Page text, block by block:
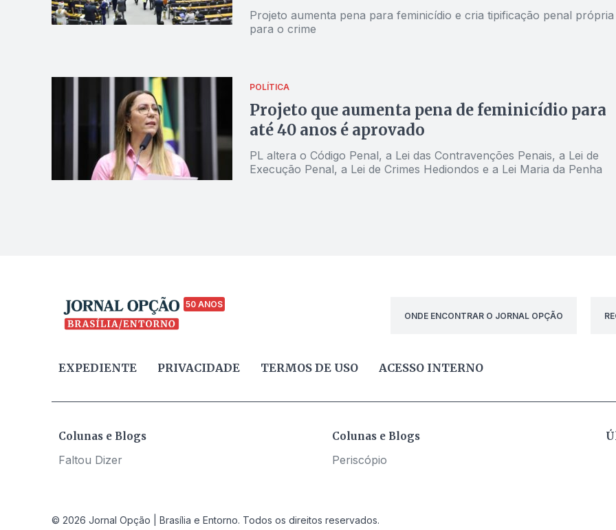
Projeto aumenta pena para feminicídio e cria tipificação penal própria
para o crime
POLÍTICA
Projeto que aumenta pena de feminicídio para
até 40 anos é aprovado
PL altera o Código Penal, a Lei das Contravenções Penais, a Lei de
Execução Penal, a Lei de Crimes Hediondos e a Lei Maria da Penha
50 ANOS
ONDE ENCONTRAR O JORNAL OPÇÃO
EXPEDIENTE PRIVACIDADE TERMOS DE USO ACESSO INTERNO
Colunas e Blogs
Faltou Dizer
Colunas e Blogs
Periscópio
© 2026 Jornal Opção | Brasília e Entorno. Todos os direitos reservados.